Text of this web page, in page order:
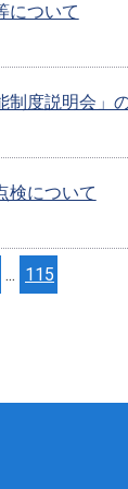
について
制度説明会」
検について
... 115